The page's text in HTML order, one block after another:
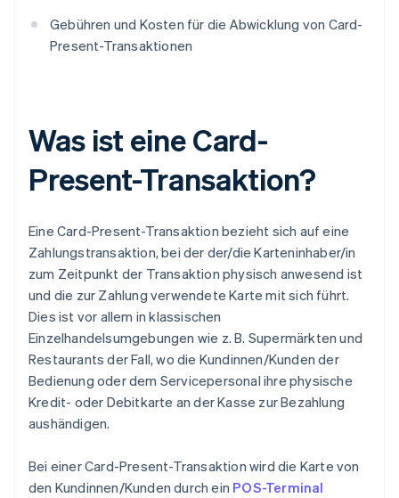
Gebühren und Kosten für die Abwicklung von Card-
Present-Transaktionen
Was ist eine Card-
Present-Transaktion?
Eine Card-Present-Transaktion bezieht sich auf eine
Zahlungstransaktion, bei der der/die Karteninhaber/in
zum Zeitpunkt der Transaktion physisch anwesend ist
und die zur Zahlung verwendete Karte mit sich führt.
Dies ist vor allem in klassischen
Einzelhandelsumgebungen wie z. B. Supermärkten und
Restaurants der Fall, wo die Kundinnen/Kunden der
Bedienung oder dem Servicepersonal ihre physische
Kredit- oder Debitkarte an der Kasse zur Bezahlung
aushändigen.
Bei einer Card-Present-Transaktion wird die Karte von
den Kundinnen/Kunden durch ein POS-Terminal